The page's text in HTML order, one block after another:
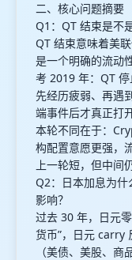
二、核心问题摘要
Q1：QT 结束是不
QT 结束意味着美
是一个明确的流动
考 2019 年：QT
先经历疲弱、再遇
端事件后才真正打
本轮不同在于：
构配置意愿更强，
上一轮短，但中间
Q2：日本加息为
影响？
过去 30 年，日元
货币”，日元 carry
（美债、美股、